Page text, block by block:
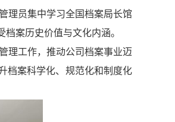
理员集中学习全国档案局长馆
案历史价值与文化内涵。
理工作，推动公司档案事业迈
档案科学化、规范化和制度化